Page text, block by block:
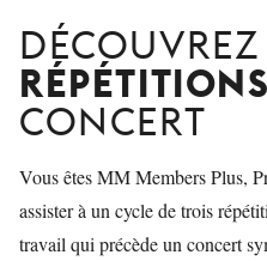
DÉCOUVREZ
CONCERT
Vous êtes MM Members Plus,
assister à un cycle de trois
travail qui précède un concert